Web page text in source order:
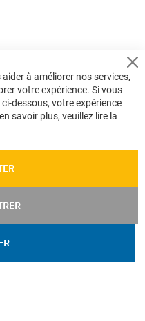
à améliorer nos services,
votre expérience. Si vous
dessous, votre expérience
savoir plus, veuillez lire la